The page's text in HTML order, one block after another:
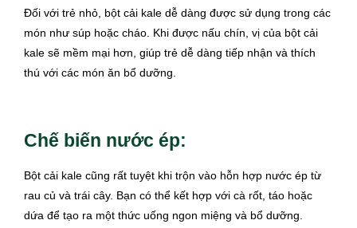
Đối với trẻ nhỏ, bột cải kale dễ dàng được sử dụng trong các
món như súp hoặc cháo. Khi được nấu chín, vị của bột cải
kale sẽ mềm mại hơn, giúp trẻ dễ dàng tiếp nhận và thích
thú với các món ăn bổ dưỡng.
Chế biến nước ép:
Bột cải kale cũng rất tuyệt khi trộn vào hỗn hợp nước ép từ
rau củ và trái cây. Bạn có thể kết hợp với cà rốt, táo hoặc
dứa để tạo ra một thức uống ngon miệng và bổ dưỡng.